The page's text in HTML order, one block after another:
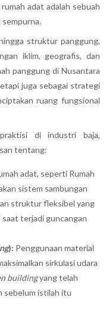
adat adalah sebuah
struktur panggung,
iklim, geografis, dan
panggung di Nusantara
juga sebagai strategi
ruang fungsional
di industri baja,
tentang:
adat, seperti Rumah
sistem sambungan
struktur fleksibel yang
saat terjadi guncangan
): Penggunaan material
sirkulasi udara
buildingyang telah
sebelum istilah itu